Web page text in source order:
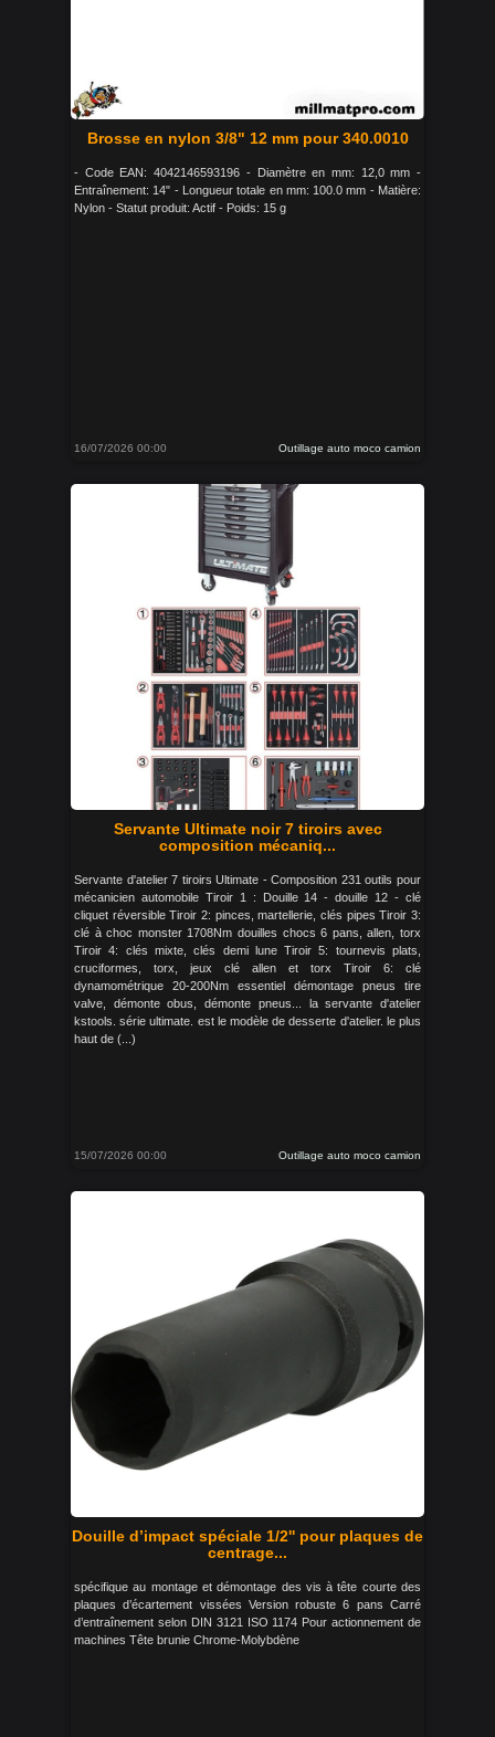
Brosse en nylon 3/8" 12 mm pour 340.0010
- Code EAN: 4042146593196 - Diamètre en mm: 12,0 mm -
Entraînement: 14" - Longueur totale en mm: 100.0 mm - Matière:
Nylon - Statut produit: Actif - Poids: 15 g
16/07/2026 00:00 Outillage auto moco camion
Servante Ultimate noir 7 tiroirs avec
composition mécaniq...
Servante d'atelier 7 tiroirs Ultimate - Composition 231 outils pour
mécanicien automobile Tiroir 1 : Douille 14 - douille 12 - clé
cliquet réversible Tiroir 2: pinces, martellerie, clés pipes Tiroir 3:
clé à choc monster 1708Nm douilles chocs 6 pans, allen, torx
Tiroir 4: clés mixte, clés demi lune Tiroir 5: tournevis plats,
cruciformes, torx, jeux clé allen et torx Tiroir 6: clé
dynamométrique 20-200Nm essentiel démontage pneus tire
valve, démonte obus, démonte pneus... la servante d'atelier
kstools. série ultimate. est le modèle de desserte d'atelier. le plus
haut de (...)
15/07/2026 00:00 Outillage auto moco camion
Douille d’impact spéciale 1/2'' pour plaques de
centrage...
spécifique au montage et démontage des vis à tête courte des
plaques d’écartement vissées Version robuste 6 pans Carré
d’entraînement selon DIN 3121 ISO 1174 Pour actionnement de
machines Tête brunie Chrome-Molybdène